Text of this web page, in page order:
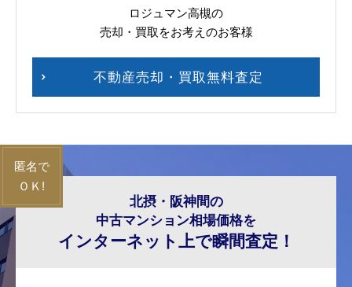
ロジュマン高槻の
売却・買取をお考えのお客様
不動産売却・買取無料査定
北摂・阪神間の
中古マンション相場価格を
インターネット上で瞬間査定！